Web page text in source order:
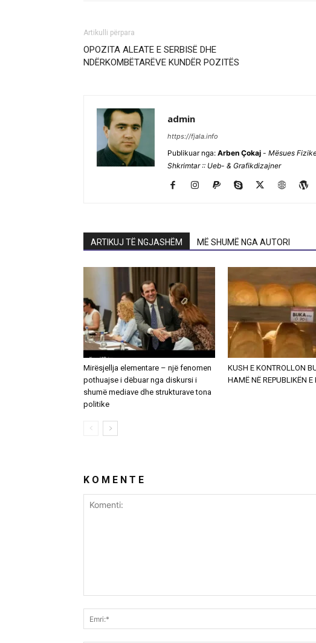
Artikulli përpara
OPOZITA ALEATE E SERBISË DHE
NDËRKOMBËTARËVE KUNDËR POZITËS
admin
https://fjala.info
Publikuar nga: Arben Çokaj - Mësues
Shkrimtar :: Ueb- & Grafikdizajner
ARTIKUJ TË NGJASHËM MË SHUMË NGA AUTORI
Mirësjellja elementare – një fenomen
pothuajse i dëbuar nga diskursi i
shumë mediave dhe strukturave tona
politike
KUSH E KONTROLLON
HAMË NË REPUBLIKËN E
K O M E N T E